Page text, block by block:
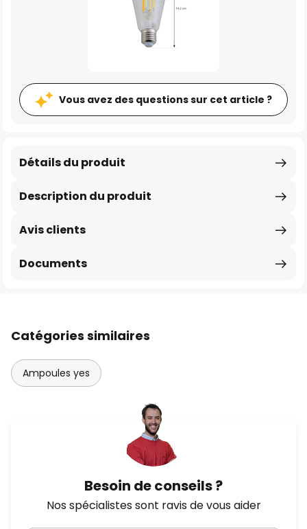
Vous avez des questions sur cet article ?
Description du produit
Détails du produit
Avis clients
Documents
Catégories similaires
Ampoules yes
Besoin de conseils ?
Nos spécialistes sont ravis de vous aider